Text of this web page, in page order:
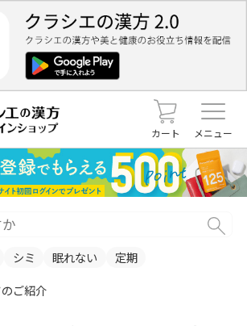
カート メニュー
シミ 眠れない 定期
ご紹介